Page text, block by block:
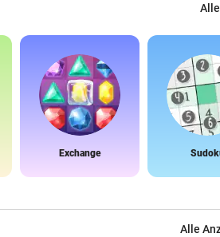
Exchange
Alle